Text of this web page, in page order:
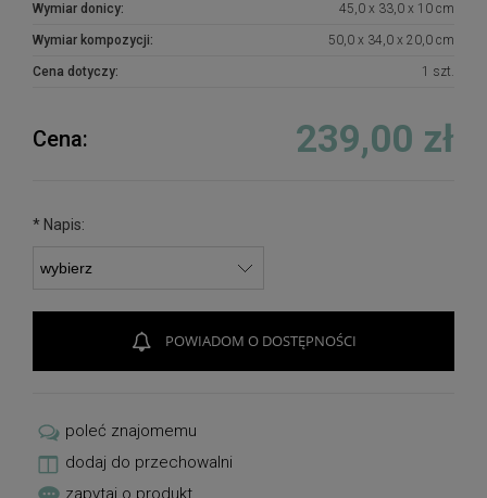
Wymiar donicy: 45,0 x 33,0 x 10 cm
Wymiar kompozycji: 50,0 x 34,0 x 20,0 cm
Cena dotyczy: 1 szt.
Cena: 239,00 zł
* Napis:
POWIADOM O DOSTĘPNOŚCI
poleć znajomemu
dodaj do przechowalni
zapytaj o produkt